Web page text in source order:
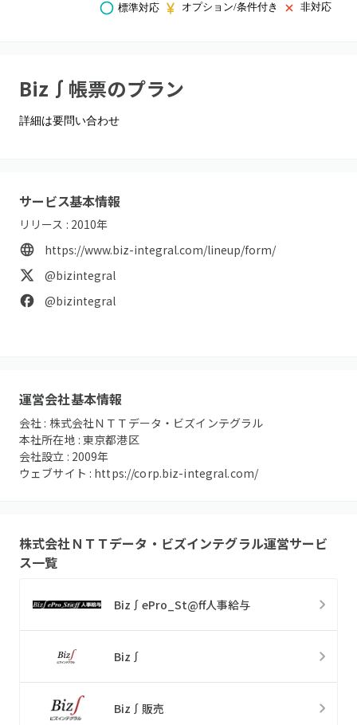
標準対応 オプション/条件付き 非対応
Biz∫帳票のプラン
詳細は要問い合わせ
サービス基本情報
リリース : 2010年
https://www.biz-integral.com/lineup/form/
@bizintegral
@bizintegral
運営会社基本情報
会社 : 株式会社ＮＴＴデータ・ビズインテグラル
本社所在地 :東京都港区
会社設立 : 2009年
ウェブサイト : https://corp.biz-integral.com/
株式会社ＮＴＴデータ・ビズインテグラル運営サービ
ス一覧
Biz∫ePro_St@ff人事給与
Biz∫
Biz∫販売